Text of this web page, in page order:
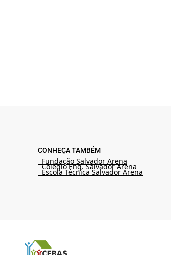
CONHEÇA TAMBÉM
Fundação Salvador Arena
Colégio Eng. Salvador Arena
Escola Técnica Salvador Arena